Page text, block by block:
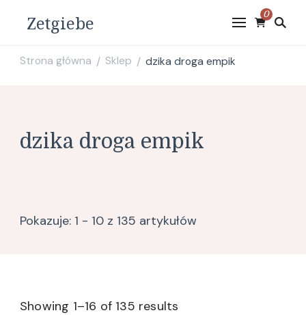
Zetgiebe 0
Strona główna / Sklep / dzika droga empik
dzika droga empik
Pokazuje: 1 - 10 z 135 artykułów
Showing 1–16 of 135 results